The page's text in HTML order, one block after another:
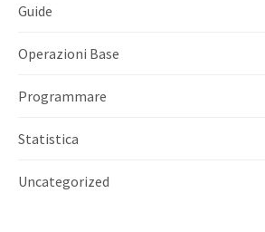
Guide
Operazioni Base
Programmare
Statistica
Uncategorized